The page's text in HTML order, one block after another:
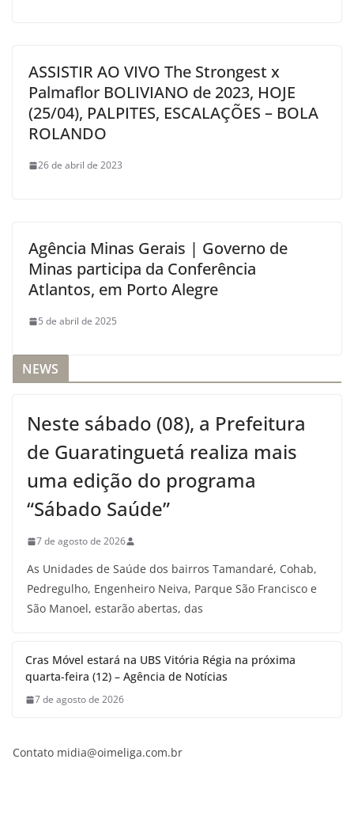
ASSISTIR AO VIVO The Strongest x
Palmaflor BOLIVIANO de 2023, HOJE
(25/04), PALPITES, ESCALAÇÕES – BOLA
ROLANDO
26 de abril de 2023
Agência Minas Gerais | Governo de
Minas participa da Conferência
Atlantos, em Porto Alegre
5 de abril de 2025
NEWS
Neste sábado (08), a Prefeitura
de Guaratinguetá realiza mais
uma edição do programa
“Sábado Saúde”
7 de agosto de 2026
As Unidades de Saúde dos bairros Tamandaré, Cohab,
Pedregulho, Engenheiro Neiva, Parque São Francisco e
São Manoel, estarão abertas, das
Cras Móvel estará na UBS Vitória Régia na próxima
quarta-feira (12) – Agência de Notícias
7 de agosto de 2026
Contato midia@oimeliga.com.br